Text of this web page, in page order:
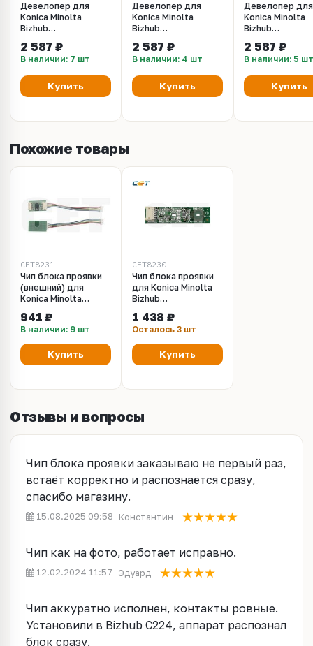
Девелопер для
Konica Minolta
Bizhub
(CET) Black, 210г/
пак, 590000 стр.,
CET8125
2 587 ₽
В наличии: 7 шт
Купить
Девелопер для
Konica Minolta
Bizhub
(CET) Cyan, 210г/
пак, 590000 стр.,
CET8126
2 587 ₽
В наличии: 4 шт
Купить
Девелопер для
Konica Minolta
Bizhub
(CET) Yellow,
пак, 590000
CET8128
2 587 ₽
В наличии: 5 шт
Купить
Похожие товары
CET8231
Чип блока проявки
(внешний) для
Konica Minolta
C224/227/360/458/250i/360i/450i
(CET) CMYK, (WW),
(унив.), CET8231
941 ₽
В наличии: 9 шт
Купить
CET8230
Чип блока проявки
для Konica Minolta
Bizhub
(CET) CMYK, (WW),
CET8230
1 438 ₽
Осталось 3 шт
Купить
Отзывы и вопросы
Чип блока проявки заказываю не первый раз,
встаёт корректно и распознаётся сразу,
спасибо магазину.
15.08.2025 09:58 Константин
Чип как на фото, работает исправно.
12.02.2024 11:57 Эдуард
Чип аккуратно исполнен, контакты ровные.
Установили в Bizhub C224, аппарат распознал
блок сразу.